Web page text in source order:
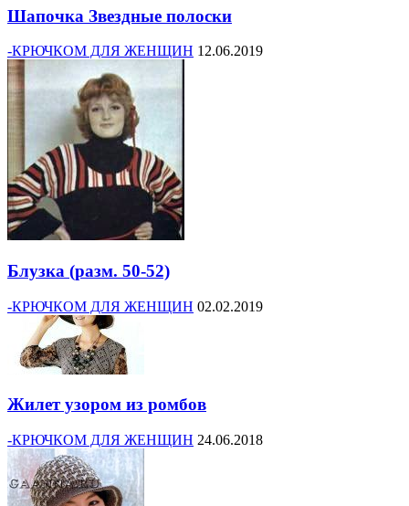
Шапочка Звездные полоски
-КРЮЧКОМ ДЛЯ ЖЕНЩИН 12.06.2019
Блузка (разм. 50-52)
-КРЮЧКОМ ДЛЯ ЖЕНЩИН 02.02.2019
Жилет узором из ромбов
-КРЮЧКОМ ДЛЯ ЖЕНЩИН 24.06.2018